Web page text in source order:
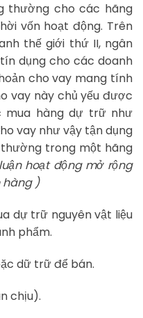
thường cho các hãng
vốn hoạt động. Trên
thế giới thứ II, ngân
dụng cho các doanh
cho vay mang tính
vay này chủ yếu được
mua hàng dự trữ như
vay như vậy tận dụng
trong một hãng
hoạt động mở rộng
hàng )
dự trữ nguyên vật liệu
phẩm.
dữ trữ để bán.
chịu).